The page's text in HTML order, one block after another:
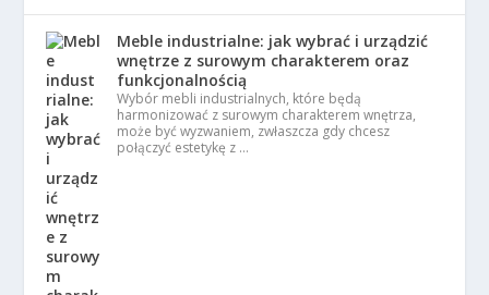
Meble industrialne: jak wybrać i urządzić
wnętrze z surowym charakterem oraz
funkcjonalnością
Wybór mebli industrialnych, które będą
harmonizować z surowym charakterem wnętrza,
może być wyzwaniem, zwłaszcza gdy chcesz
połączyć estetykę z …